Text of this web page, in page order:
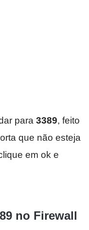
para 3389, feito
que não esteja
em ok e
no Firewall